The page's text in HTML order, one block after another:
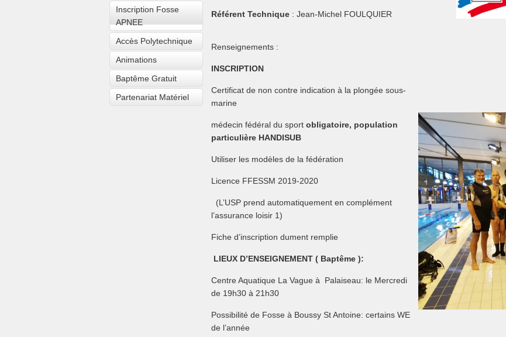
Inscription Fosse
APNEE
Accès Polytechnique
Animations
Baptême Gratuit
Partenariat Matériel
Référent Technique : Jean-Michel FOULQUIER
Renseignements :
INSCRIPTION
Certificat de non contre indication à la plongée sous-
marine
médecin fédéral du sport obligatoire, population
particulière HANDISUB
Utiliser les modèles de la fédération
Licence FFESSM 2019-2020
(L’USP prend automatiquement en complément
l’assurance loisir 1)
Fiche d’inscription dument remplie
LIEUX D’ENSEIGNEMENT ( Baptême ):
Centre Aquatique La Vague à Palaiseau: le Mercredi
de 19h30 à 21h30
Possibilité de Fosse à Boussy St Antoine: certains WE
de l’année